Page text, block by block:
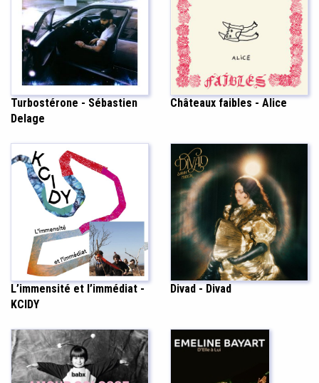
Turbostérone - Sébastien
Delage
Châteaux faibles - Alice
L’immensité et l’immédiat -
KCIDY
Divad - Divad